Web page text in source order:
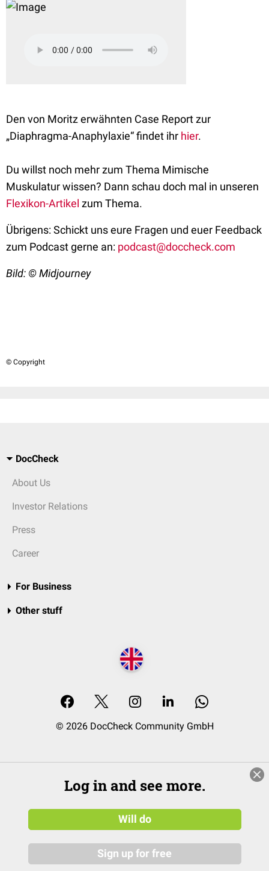
Den von Moritz erwähnten Case Report zur
„Diaphragma-Anaphylaxie“ findet ihr hier.
Du willst noch mehr zum Thema Mimische
Muskulatur wissen? Dann schau doch mal in unseren
Flexikon-Artikel zum Thema.
Übrigens: Schickt uns eure Fragen und euer Feedback
zum Podcast gerne an: podcast@doccheck.com
Bild: © Midjourney
© Copyright
DocCheck
About Us
Investor Relations
Press
Career
For Business
Other stuff
© 2026 DocCheck Community GmbH
Log in and see more.
Will do
Sign up for free